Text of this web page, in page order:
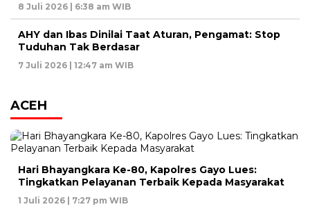
8 Juli 2026 | 6:38 am WIB
AHY dan Ibas Dinilai Taat Aturan, Pengamat: Stop
Tuduhan Tak Berdasar
7 Juli 2026 | 12:47 am WIB
ACEH
Hari Bhayangkara Ke-80, Kapolres Gayo Lues:
Tingkatkan Pelayanan Terbaik Kepada Masyarakat
1 Juli 2026 | 7:27 pm WIB